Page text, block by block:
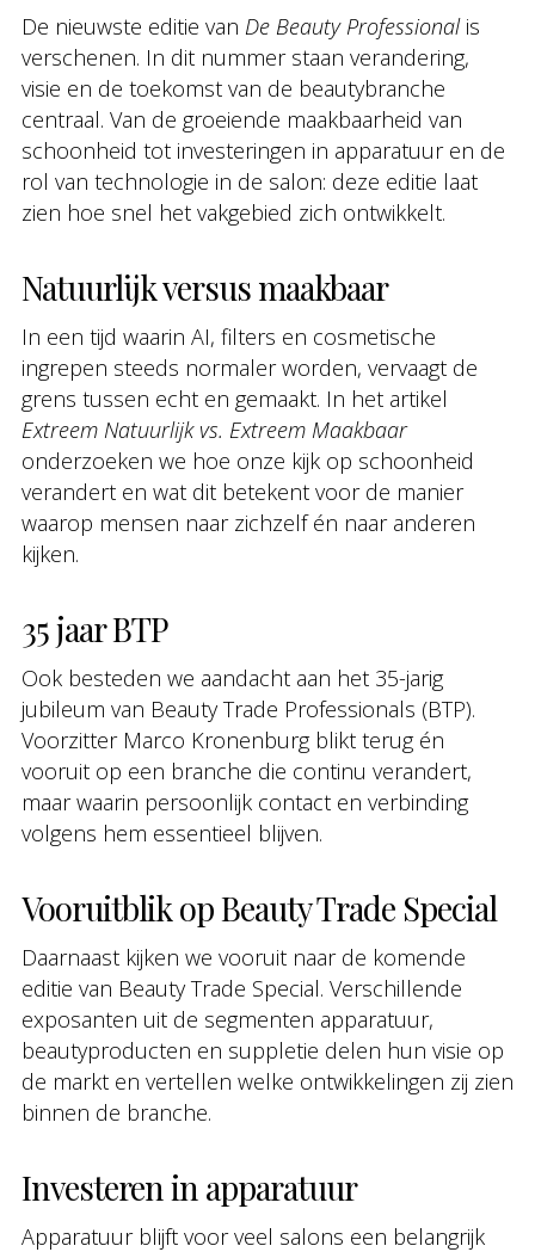
De nieuwste editie van De Beauty Professionalis
verschenen. In dit nummer staan verandering,
visie en de toekomst van de beautybranche
centraal. Van de groeiende maakbaarheid van
schoonheid tot investeringen in apparatuur en de
rol van technologie in de salon: deze editie laat
zien hoe snel het vakgebied zich ontwikkelt.
Natuurlijk versus maakbaar
In een tijd waarin AI, filters en cosmetische
ingrepen steeds normaler worden, vervaagt de
grens tussen echt en gemaakt. In het artikel
Extreem Natuurlijk vs. Extreem Maakbaar
onderzoeken we hoe onze kijk op schoonheid
verandert en wat dit betekent voor de manier
waarop mensen naar zichzelf én naar anderen
kijken.
35 jaar BTP
Ook besteden we aandacht aan het 35-jarig
jubileum van Beauty Trade Professionals (BTP).
Voorzitter Marco Kronenburg blikt terug én
vooruit op een branche die continu verandert,
maar waarin persoonlijk contact en verbinding
volgens hem essentieel blijven.
Vooruitblik op Beauty Trade Special
Daarnaast kijken we vooruit naar de komende
editie van Beauty Trade Special. Verschillende
exposanten uit de segmenten apparatuur,
beautyproducten en suppletie delen hun visie op
de markt en vertellen welke ontwikkelingen zij zien
binnen de branche.
Investeren in apparatuur
Apparatuur blijft voor veel salons een belangrijk